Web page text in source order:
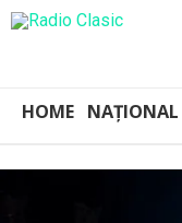
HOME NAȚIONAL